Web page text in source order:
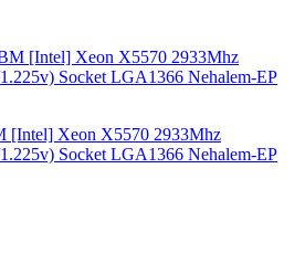
[Intel] Xeon X5570 2933Mhz
Socket LGA1366 Nehalem-EP